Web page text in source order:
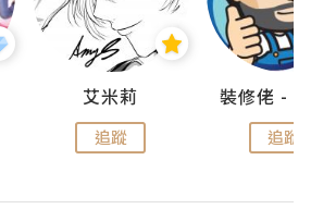
艾米莉
追蹤 追蹤